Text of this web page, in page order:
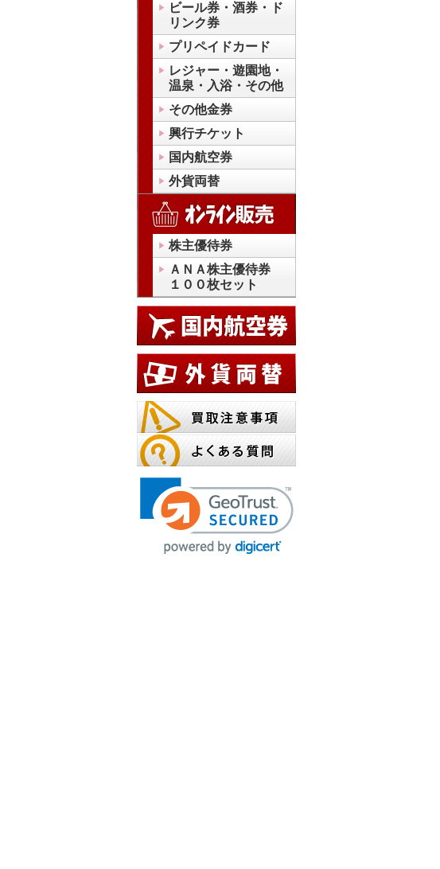
ビール券・酒券・ド
リンク券
プリペイドカード
レジャー・遊園地・
温泉・入浴・その他
その他金券
興行チケット
国内航空券
外貨両替
株主優待券
ＡＮＡ株主優待券
１００枚セット